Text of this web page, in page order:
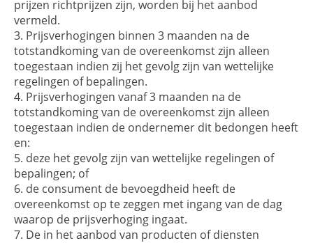
prijzen richtprijzen zijn, worden bij het aanbod
vermeld.
Prijsverhogingen binnen 3 maanden na de
totstandkoming van de overeenkomst zijn alleen
toegestaan indien zij het gevolg zijn van wettelijke
regelingen of bepalingen.
Prijsverhogingen vanaf 3 maanden na de
totstandkoming van de overeenkomst zijn alleen
toegestaan indien de ondernemer dit bedongen heeft
en:
deze het gevolg zijn van wettelijke regelingen of
bepalingen; of
de consument de bevoegdheid heeft de
overeenkomst op te zeggen met ingang van de dag
waarop de prijsverhoging ingaat.
De in het aanbod van producten of diensten